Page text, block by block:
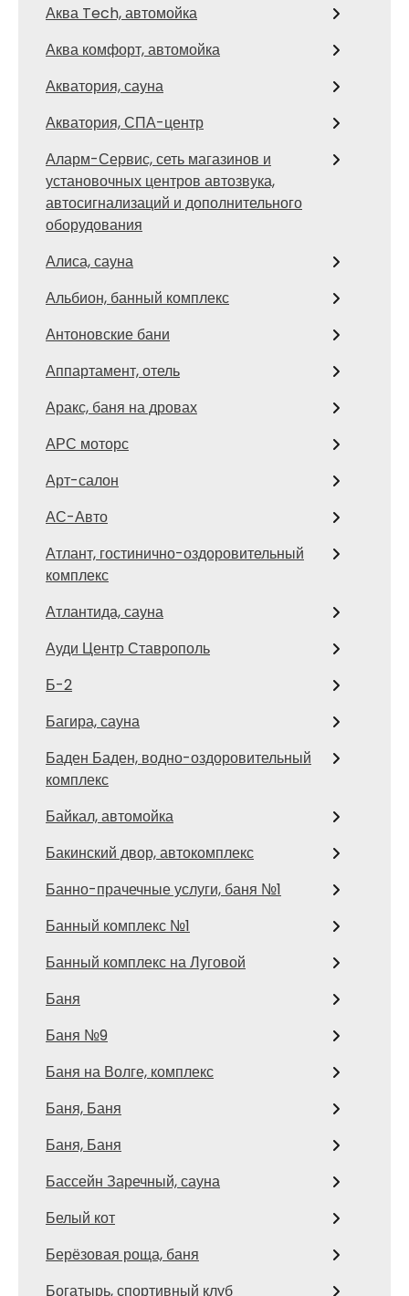
Аква Tech, автомойка
Аква комфорт, автомойка
Акватория, сауна
Акватория, СПА-центр
Аларм-Сервис, сеть магазинов и
установочных центров автозвука,
автосигнализаций и дополнительного
оборудования
Алиса, сауна
Альбион, банный комплекс
Антоновские бани
Аппартамент, отель
Аракс, баня на дровах
АРС моторс
Арт-салон
АС-Авто
Атлант, гостинично-оздоровительный
комплекс
Атлантида, сауна
Ауди Центр Ставрополь
Б-2
Багира, сауна
Баден Баден, водно-оздоровительный
комплекс
Байкал, автомойка
Бакинский двор, автокомплекс
Банно-прачечные услуги, баня №1
Банный комплекс №1
Банный комплекс на Луговой
Баня
Баня №9
Баня на Волге, комплекс
Баня, Баня
Баня, Баня
Бассейн Заречный, сауна
Белый кот
Берёзовая роща, баня
Богатырь, спортивный клуб